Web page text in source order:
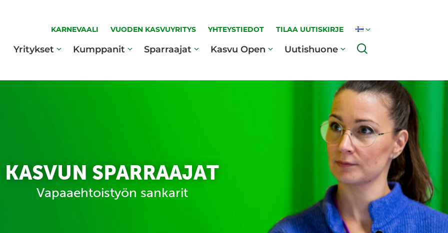
KARNEVAALI VUODEN KASVUYRITYS YHTEYSTIEDOT TILAA UUTISKIRJE
Yritykset Kumppanit Sparraajat Kasvu Open Uutishuone
KASVUN SPARRAAJAT
Vapaaehtoistyön sankarit